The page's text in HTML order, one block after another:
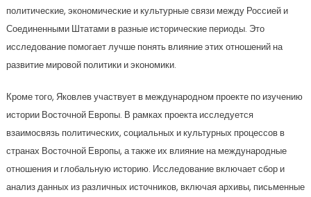
политические, экономические и культурные связи между Россией и
Соединенными Штатами в разные исторические периоды. Это
исследование помогает лучше понять влияние этих отношений на
развитие мировой политики и экономики.
Кроме того, Яковлев участвует в международном проекте по изучению
истории Восточной Европы. В рамках проекта исследуется
взаимосвязь политических, социальных и культурных процессов в
странах Восточной Европы, а также их влияние на международные
отношения и глобальную историю. Исследование включает сбор и
анализ данных из различных источников, включая архивы, письменные